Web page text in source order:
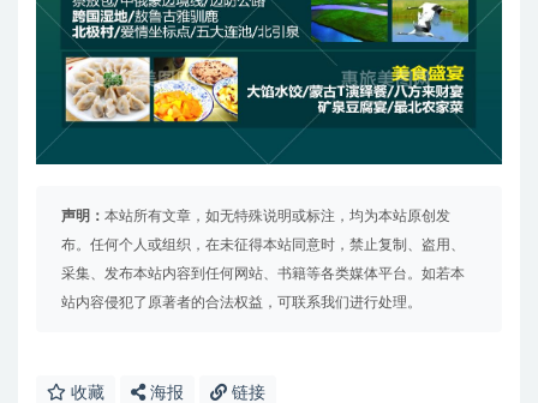
声明： 本站所有文章，如无特殊说明或标注，均为本站原创发
布。任何个人或组织，在未征得本站同意时，禁止复制、盗用、
采集、发布本站内容到任何网站、书籍等各类媒体平台。如若本
站内容侵犯了原著者的合法权益，可联系我们进行处理。
收藏 海报 链接